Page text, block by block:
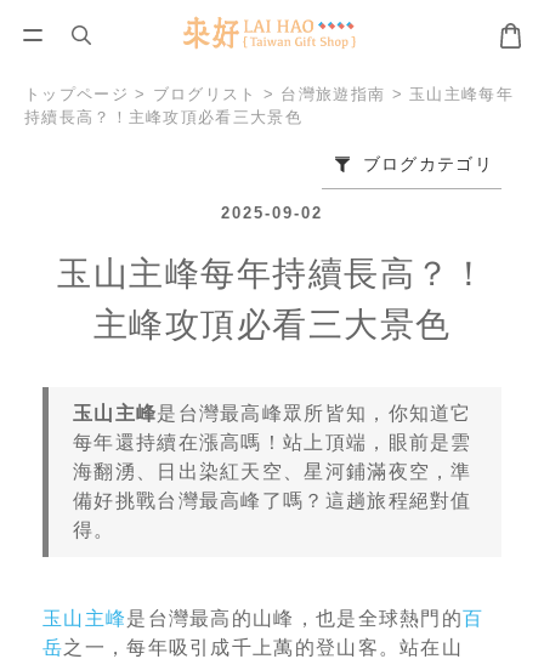
トップページ > ブログリスト > 台灣旅遊指南 > 玉山主峰每年
持續長高？！主峰攻頂必看三大景色
ブログカテゴリ
2025-09-02
玉山主峰每年持續長高？！
主峰攻頂必看三大景色
玉山主峰是台灣最高峰眾所皆知，你知道它
每年還持續在漲高嗎！站上頂端，眼前是雲
海翻湧、日出染紅天空、星河鋪滿夜空，準
備好挑戰台灣最高峰了嗎？這趟旅程絕對值
得。
玉山主峰是台灣最高的山峰，也是全球熱門的百
岳之一，每年吸引成千上萬的登山客。站在山